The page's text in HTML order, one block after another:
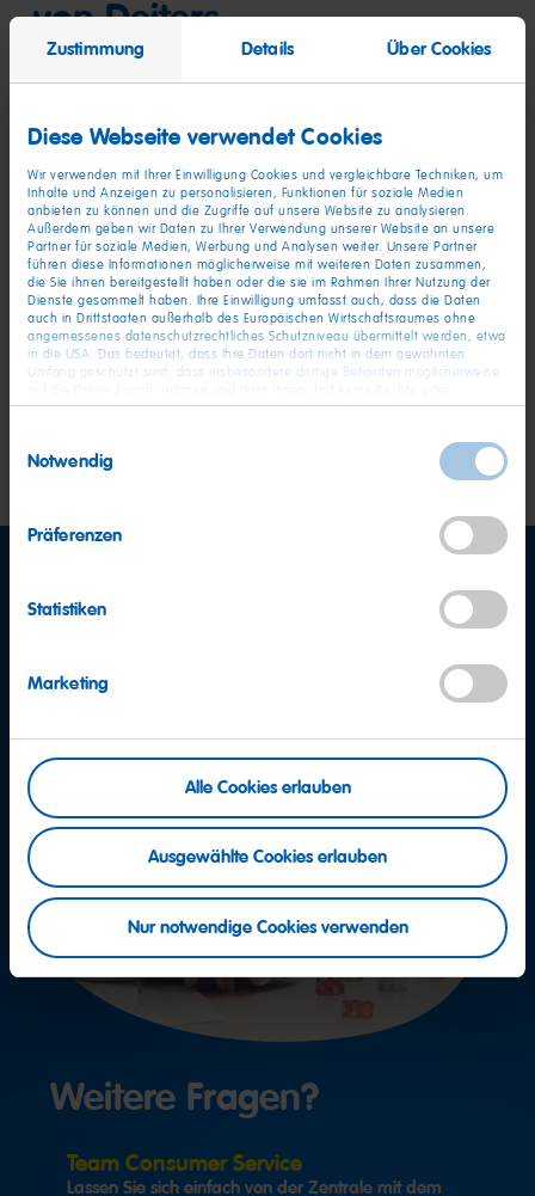
Zustimmung Details Über Cookies
Diese Webseite verwendet Cookies
Wir verwenden mit Ihrer Einwilligung Cookies und vergleichbare Techniken, um
Inhalte und Anzeigen zu personalisieren, Funktionen für soziale Medien
anbieten zu können und die Zugriffe auf unsere Website zu analysieren.
Außerdem geben wir Daten zu Ihrer Verwendung unserer Website an unsere
Partner für soziale Medien, Werbung und Analysen weiter. Unsere Partner
führen diese Informationen möglicherweise mit weiteren Daten zusammen,
die Sie ihnen bereitgestellt haben oder die sie im Rahmen Ihrer Nutzung der
Dienste gesammelt haben. Ihre Einwilligung umfasst auch, dass die Daten
auch in Drittstaaten außerhalb des Europäischen Wirtschaftsraumes ohne
angemessenes datenschutzrechtliches Schutzniveau übermittelt werden, etwa
in die USA. Das bedeutet, dass Ihre Daten dort nicht in dem gewohnten
Umfang geschützt sind, dass insbesondere dortige Behörden möglicherweise
Rechtsbehelfe zur Verfügung stehen. Sie haben das Rechts, Ihre Einwilligung
finden Sie detaillierten Informationen zur Verarbeitung
Ihrer Daten und zum Widerruf Ihrer Einwilligung. Unser Impressum finden Sie
Notwendig
Präferenzen
Statistiken
Marketing
Alle Cookies erlauben
Ausgewählte Cookies erlauben
Nur notwendige Cookies verwenden
von Deiters
Welche Kostüme gibt es?
Wo gibt es die Kostüme zu kaufen?
Seit wann sind die Kostüme erhältlich?
Gibt es die Kostüme nur zu Karneval?
Weitere Fragen?
Team Consumer Service
Lassen Sie sich einfach von der Zentrale mit dem